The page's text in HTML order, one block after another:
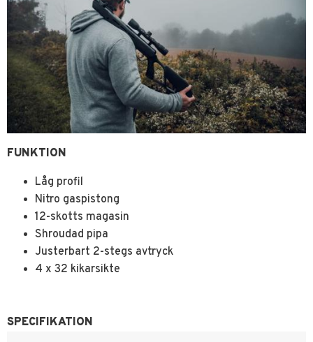
FUNKTION
Låg profil
Nitro gaspistong
12-skotts magasin
Shroudad pipa
Justerbart 2-stegs avtryck
4 x 32 kikarsikte
SPECIFIKATION